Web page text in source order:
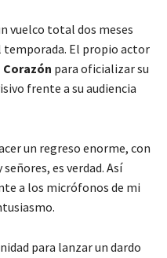
vuelco total dos meses
temporada. El propio actor
Corazón para oficializar su
frente a su audiencia
un regreso enorme, con
es verdad. Así
a los micrófonos de mi
para lanzar un dardo